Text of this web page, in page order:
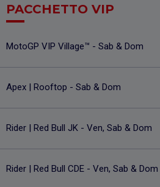
PACCHETTO VIP
MotoGP VIP Village™ - Sab & Dom
Apex | Rooftop - Sab & Dom
Rider | Red Bull JK - Ven, Sab & Dom
Rider | Red Bull CDE - Ven, Sab & Dom